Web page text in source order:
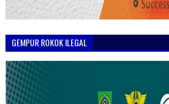
GEMPUR ROKOK ILEGAL